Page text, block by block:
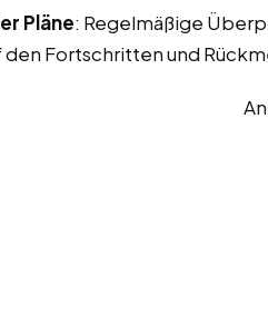
Pläne: Regelmäßige
den Fortschritten und